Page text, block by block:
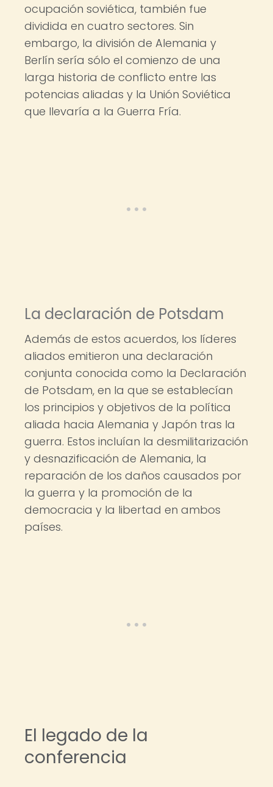
ocupación soviética, también fue
dividida en cuatro sectores. Sin
embargo, la división de Alemania y
Berlín sería sólo el comienzo de una
larga historia de conflicto entre las
potencias aliadas y la Unión Soviética
que llevaría a la Guerra Fría.
La declaración de Potsdam
Además de estos acuerdos, los líderes
aliados emitieron una declaración
conjunta conocida como la Declaración
de Potsdam, en la que se establecían
los principios y objetivos de la política
aliada hacia Alemania y Japón tras la
guerra. Estos incluían la desmilitarización
y desnazificación de Alemania, la
reparación de los daños causados por
la guerra y la promoción de la
democracia y la libertad en ambos
países.
El legado de la
conferencia